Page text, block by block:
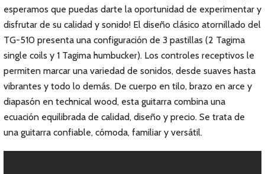
esperamos que puedas darte la oportunidad de experimentar y
disfrutar de su calidad y sonido! El diseño clásico atornillado del
TG-510 presenta una configuración de 3 pastillas (2 Tagima
single coils y 1 Tagima humbucker). Los controles receptivos le
permiten marcar una variedad de sonidos, desde suaves hasta
vibrantes y todo lo demás. De cuerpo en tilo, brazo en arce y
diapasón en technical wood, esta guitarra combina una
ecuación equilibrada de calidad, diseño y precio. Se trata de
una guitarra confiable, cómoda, familiar y versátil.